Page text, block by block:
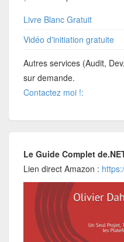
Livre Blanc Gratuit
Vidéo d'initiation gratuite
Autres services (Audit,
sur demande.
Contactez moi !:
Le Guide Complet
Lien direct Amazon :